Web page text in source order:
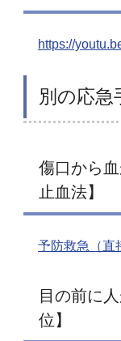
https://
別の応急
傷口から
止血法】
予防救急（直
目の前に
位】